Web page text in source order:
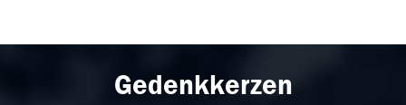
Gedenkkerzen